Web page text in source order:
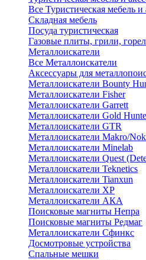
Все Туристическая мебель и
Складная мебель
Посуда туристическая
Газовые плиты, грили,
Металлоискатели
Все Металлоискатели
Аксессуары для
Металлоискатели Bounty
Металлоискатели Fisher
Металлоискатели Garrett
Металлоискатели Gold
Металлоискатели GTR
Металлоискатели Makro/
Металлоискатели Minelab
Металлоискатели Quest
Металлоискатели Teknetics
Металлоискатели Tianxun
Металлоискатели XP
Металлоискатели АКА
Поисковые магниты Непра
Поисковые магниты Редмаг
Металлоискатели Сфинкс
Досмотровые устройства
Спальные мешки